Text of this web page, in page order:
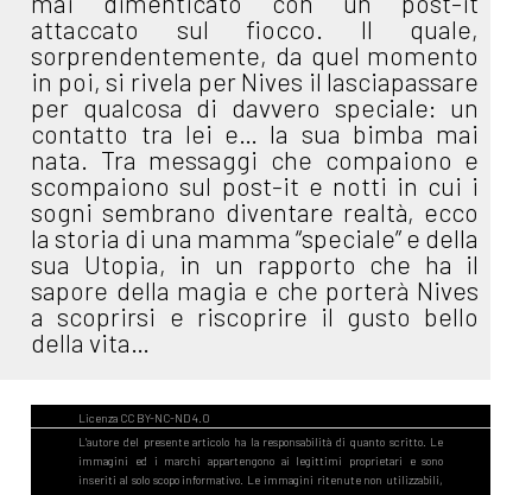
attaccato sul fiocco. Il quale,
sorprendentemente, da quel momento
in poi, si rivela per Nives il lasciapassare
per qualcosa di davvero speciale: un
contatto tra lei e… la sua bimba mai
nata. Tra messaggi che compaiono e
scompaiono sul post-it e notti in cui i
sogni sembrano diventare realtà, ecco
la storia di una mamma “speciale” e della
sua Utopia, in un rapporto che ha il
sapore della magia e che porterà Nives
a scoprirsi e riscoprire il gusto bello
della vita…